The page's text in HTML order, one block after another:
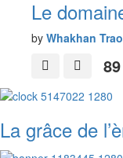
Le
by Whakhan
89
La grâce de